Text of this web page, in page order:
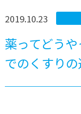
2019.10.23
薬ってどう
でのくすりの